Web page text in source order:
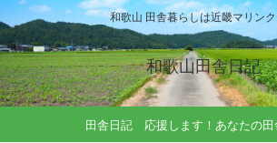
和歌山 田舎暮らしは近畿マリン
和歌山田舎日記
田舎日記 応援します！あなたの田